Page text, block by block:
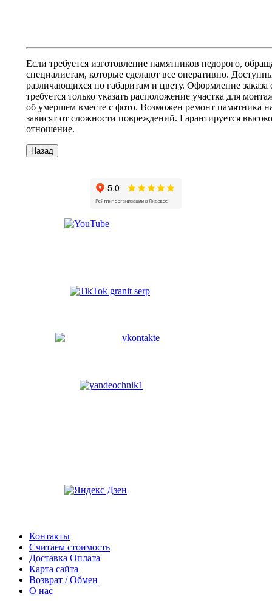
Если требуется изготовление памятников недорого,
специалистам, которые сделают все оперативно.
различающихся по габаритам и цвету. Оформление заказа
требуется только указать расположение участка для
об умершем вместе с фото. Возможен ремонт памятника
зависят от сложности повреждений. Гарантируется
отношение.
Контакты
Считаем стоимость
Доставка Оплата
Карта сайта
Возврат / Обмен
О нас